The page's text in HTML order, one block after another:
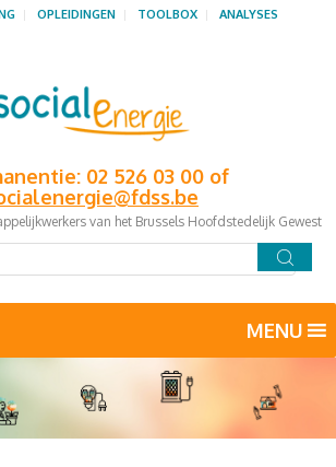
02 526 03 00 of
van het Brussels Hoofdstedelijk Gewest
OPLEIDINGEN TOOLBOX
ANALYSES
MENU